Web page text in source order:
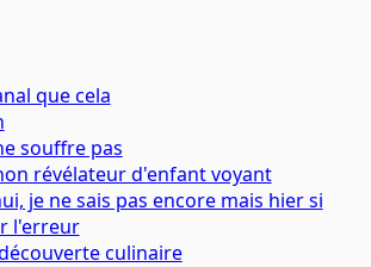
que cela
souffre pas
révélateur d'enfant voyant
je ne sais pas encore mais hier si
l'erreur
culinaire